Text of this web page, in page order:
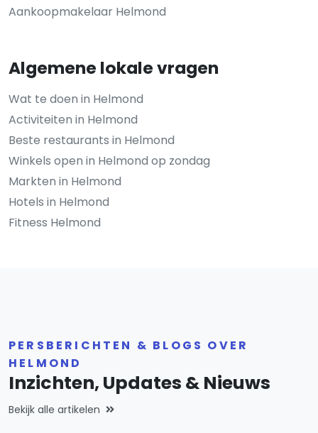
Aankoopmakelaar Helmond
Algemene lokale vragen
Wat te doen in Helmond
Activiteiten in Helmond
Beste restaurants in Helmond
Winkels open in Helmond op zondag
Markten in Helmond
Hotels in Helmond
Fitness Helmond
PERSBERICHTEN & BLOGS OVER
HELMOND
Inzichten, Updates & Nieuws
Bekijk alle artikelen